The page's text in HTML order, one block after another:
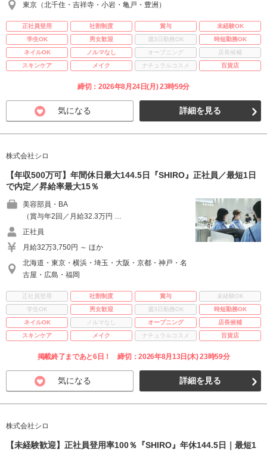
東京（北千住・吉祥寺・小岩・亀戸・豊洲）
正社員登用 社割制度 賞与
未経験OK
学生OK
男女歓迎 週3日勤務OK
時短勤務OK
ネイルOK
ノルマなし オープニング
店長候補
スキンケア
メイク ナチュラルコスメ 百貨店
締切：2026年8月24日(月) 23時59分
気になる 詳細を見る
株式会社シロ
【年収500万可】年間休日最大144.5日『SHIRO』正社員／最短1日
で内定／昇給率最大15％
美容部員・BA
（賞与年2回／月給32.3万円 …
正社員
月給32万3,750円 ～ ほか
北海道・東京・横浜・埼玉・大阪・京都・神戸・名
古屋・広島・福岡
正社員登用 社割制度 賞与
未経験OK
学生OK
男女歓迎 週3日勤務OK
時短勤務OK
ネイルOK
ノルマなし オープニング
店長候補
スキンケア
メイク ナチュラルコスメ 百貨店
掲載終了まであと6日！ 締切：2026年8月13日(木) 23時59分
気になる 詳細を見る
株式会社シロ
【未経験歓迎】正社員登用率100％『SHIRO』年休144.5日｜最短1